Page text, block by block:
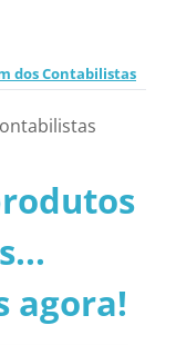
dos Contabilistas
agora!